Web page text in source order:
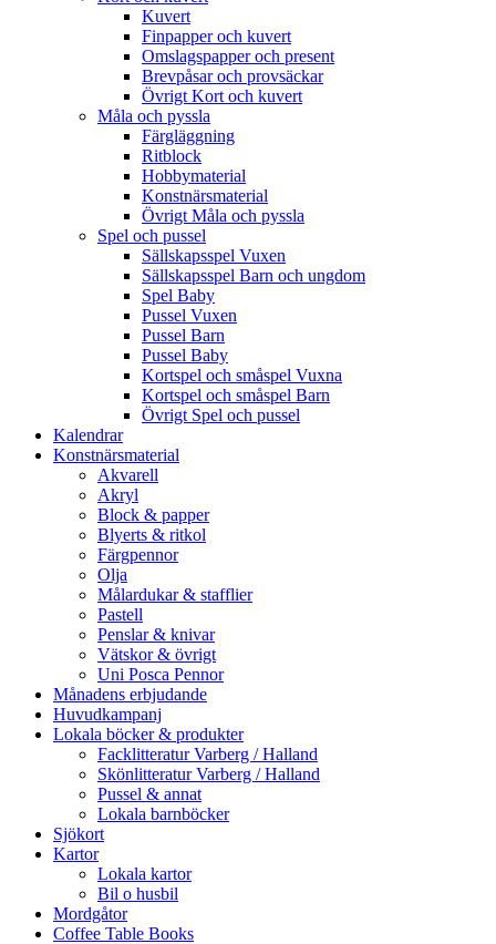
Kuvert
Finpapper och kuvert
Omslagspapper och present
Brevpåsar och provsäckar
Övrigt Kort och kuvert
Måla och pyssla
Färgläggning
Ritblock
Hobbymaterial
Konstnärsmaterial
Övrigt Måla och pyssla
Spel och pussel
Sällskapsspel Vuxen
Sällskapsspel Barn och ungdom
Spel Baby
Pussel Vuxen
Pussel Barn
Pussel Baby
Kortspel och småspel Vuxna
Kortspel och småspel Barn
Övrigt Spel och pussel
Kalendrar
Konstnärsmaterial
Akvarell
Akryl
Block & papper
Blyerts & ritkol
Färgpennor
Olja
Målardukar & stafflier
Pastell
Penslar & knivar
Vätskor & övrigt
Uni Posca Pennor
Månadens erbjudande
Huvudkampanj
Lokala böcker & produkter
Facklitteratur Varberg / Halland
Skönlitteratur Varberg / Halland
Pussel & annat
Lokala barnböcker
Sjökort
Kartor
Lokala kartor
Bil o husbil
Mordgåtor
Coffee Table Books